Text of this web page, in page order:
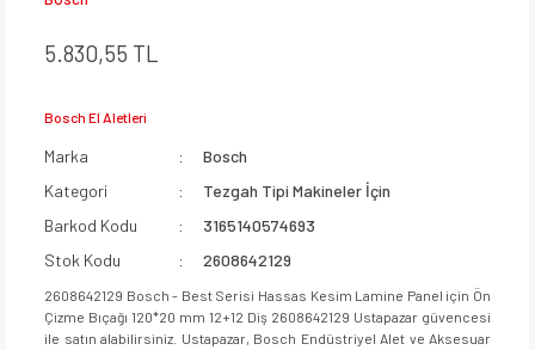
5.830,55 TL
Bosch El Aletleri
Marka
Bosch
Kategori
Tezgah Tipi Makineler İçin
Barkod Kodu
3165140574693
Stok Kodu
2608642129
2608642129 Bosch - Best Serisi Hassas Kesim Lamine Panel için Ön
Çizme Bıçağı 120*20 mm 12+12 Diş 2608642129 Ustapazar güvencesi
ile satın alabilirsiniz. Ustapazar, Bosch Endüstriyel Alet ve Aksesuar